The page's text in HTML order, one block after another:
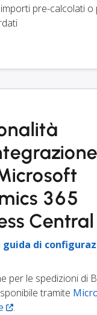
pre-calcolati o
365
Central
guida di
per le spedizioni di
tramite
.